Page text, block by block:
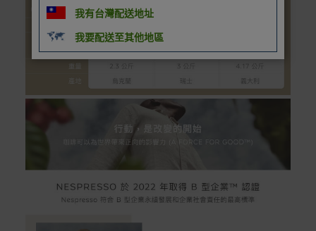
我有台灣配送地址
我要配送至其他地區